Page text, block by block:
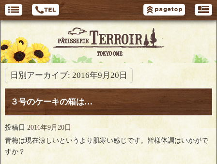
日別アーカイブ: 2016年9月20日
３号のケーキの箱は…
投稿日 2016年9月20日
青梅は現在涼しいというより肌寒い感じです。皆様体調はいかがで
すか？